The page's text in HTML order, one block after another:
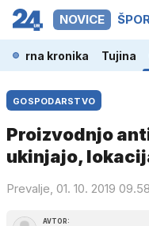
NOVICE
Črna kronika Tujina
GOSPODARSTVO
Proizvodnjo
ukinjajo,
Prevalje, 01. 10. 2019 09.58
AVTOR: